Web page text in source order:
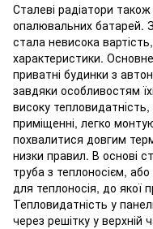
Сталеві радіатори
опалювальних батарей.
стала невисока
характеристики.
приватні будинки з
завдяки особливостям
високу
приміщенні, легко
похвалитися довгим
низки правил. В основі
труба з теплоносієм,
для теплоносія, до якої
Тепловидатність у
через решітку у верхній